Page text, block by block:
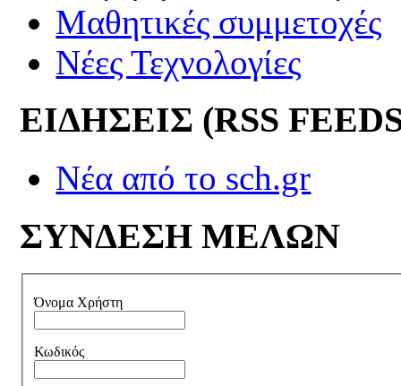
Μαθητικές συμμετοχές
Νέες Τεχνολογίες
ΕΙΔΗΣΕΙΣ (RSS
Νέα από το sch.gr
ΣΥΝΔΕΣΗ ΜΕΛΩΝ
Όνομα Χρήστη
Κωδικός